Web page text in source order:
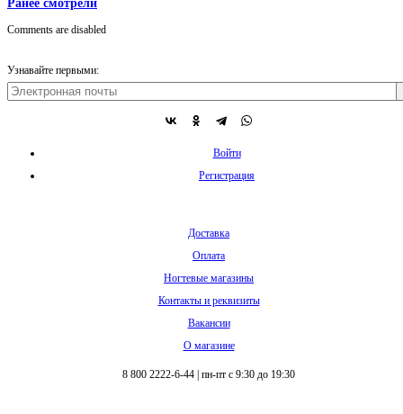
Comments are disabled
Узнавайте первыми:
Войти
Регистрация
Доставка
Оплата
Ногтевые магазины
Контакты и реквизиты
Вакансии
О магазине
8 800 2222-6-44 пн-пт с 9:30 до 19:30